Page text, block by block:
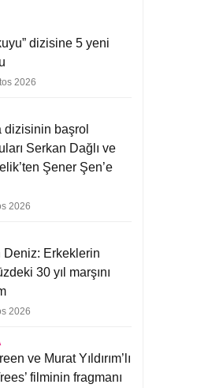
dizisine 5 yeni
2026
dizisinin başrol
Serkan Dağlı ve
Şener Şen’e
2026
Deniz: Erkeklerin
30 yıl marşını
2026
ve Murat Yıldırım’lı
filminin fragmanı